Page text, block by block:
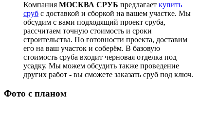
Компания МОСКВА СРУБ предлагает купить
сруб с доставкой и сборкой на вашем участке. Мы
обсудим с вами подходящий проект сруба,
рассчитаем точную стоимость и сроки
строительства. По готовности проекта, доставим
его на ваш участок и соберём. В базовую
стоимость сруба входит черновая отделка под
усадку. Мы можем обсудить также проведение
других работ - вы сможете заказать сруб под ключ.
Фото с планом